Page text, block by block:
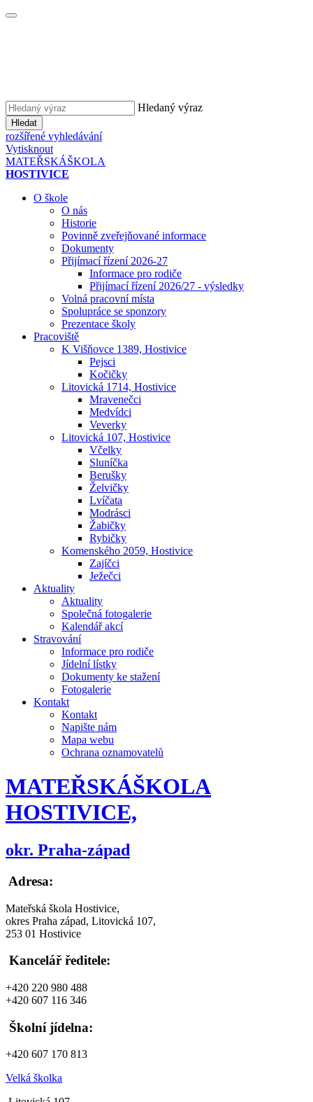
Hledaný výraz
Hledat
rozšířené vyhledávání
Vytisknout
MATEŘSKÁŠKOLA
HOSTIVICE
O škole
O nás
Historie
Povinně zveřejňované informace
Dokumenty
Přijímací řízení 2026-27
Informace pro rodiče
Přijímací řízení 2026/27 - výsledky
Volná pracovní místa
Spolupráce se sponzory
Prezentace školy
Pracoviště
K Višňovce 1389, Hostivice
Pejsci
Kočičky
Litovická 1714, Hostivice
Mravenečci
Medvídci
Veverky
Litovická 107, Hostivice
Včelky
Sluníčka
Berušky
Želvičky
Lvíčata
Modrásci
Žabičky
Rybičky
Komenského 2059, Hostivice
Zajíčci
Ježečci
Aktuality
Aktuality
Společná fotogalerie
Kalendář akcí
Stravování
Informace pro rodiče
Jídelní lístky
Dokumenty ke stažení
Fotogalerie
Kontakt
Kontakt
Napište nám
Mapa webu
Ochrana oznamovatelů
MATEŘSKÁŠKOLA
HOSTIVICE,
okr. Praha-západ
Adresa:
Mateřská škola Hostivice,
okres Praha západ, Litovická 107,
253 01 Hostivice
Kancelář ředitele:
+420 220 980 488
+420 607 116 346
Školní jídelna:
+420 607 170 813
Velká školka